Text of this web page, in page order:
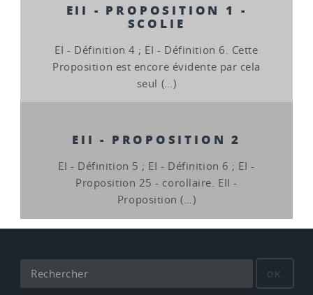
EII - PROPOSITION 1 -
SCOLIE
EI - Définition 4 ; EI - Définition 6. Cette
Proposition est encore évidente par cela
seul (…)
EII - PROPOSITION 2
EI - Définition 5 ; EI - Définition 6 ; EI -
Proposition 25 - corollaire. EII -
Proposition (…)
OK